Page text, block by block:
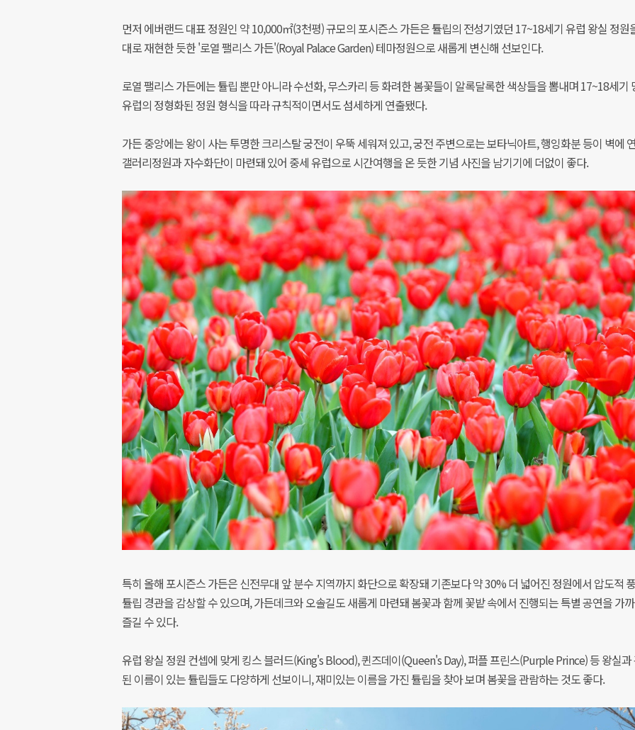
먼저 에버랜드 대표 정원인 약 10,000㎡(3천평) 규모의 포시즌스 가든은 튤립의 전성기였던 17~18세기 유럽 왕실 정원
대로 재현한 듯한 '로열 팰리스 가든'(Royal Palace Garden) 테마정원으로 새롭게 변신해 선보인다.
로열 팰리스 가든에는 튤립 뿐만 아니라 수선화, 무스카리 등 화려한 봄꽃들이 알록달록한 색상들을 뽐내며 17~18세기
유럽의 정형화된 정원 형식을 따라 규칙적이면서도 섬세하게 연출됐다.
가든 중앙에는 왕이 사는 투명한 크리스탈 궁전이 우뚝 세워져 있고, 궁전 주변으로는 보타닉아트, 행잉화분 등이 벽에
갤러리정원과 자수화단이 마련돼 있어 중세 유럽으로 시간여행을 온 듯한 기념 사진을 남기기에 더없이 좋다.
특히 올해 포시즌스 가든은 신전무대 앞 분수 지역까지 화단으로 확장돼 기존보다 약 30% 더 넓어진 정원에서 압도적
튤립 경관을 감상할 수 있으며, 가든데크와 오솔길도 새롭게 마련돼 봄꽃과 함께 꽃밭 속에서 진행되는 특별 공연을 가
즐길 수 있다.
유럽 왕실 정원 컨셉에 맞게 킹스 블러드(King's Blood), 퀸즈데이(Queen's Day), 퍼플 프린스(Purple Prince) 등 왕실과
된 이름이 있는 튤립들도 다양하게 선보이니, 재미있는 이름을 가진 튤립을 찾아 보며 봄꽃을 관람하는 것도 좋다.